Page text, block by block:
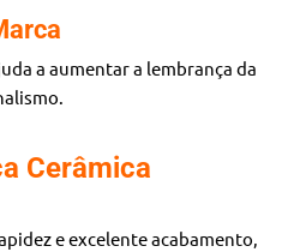
a aumentar a lembrança da
Cerâmica
e excelente acabamento,